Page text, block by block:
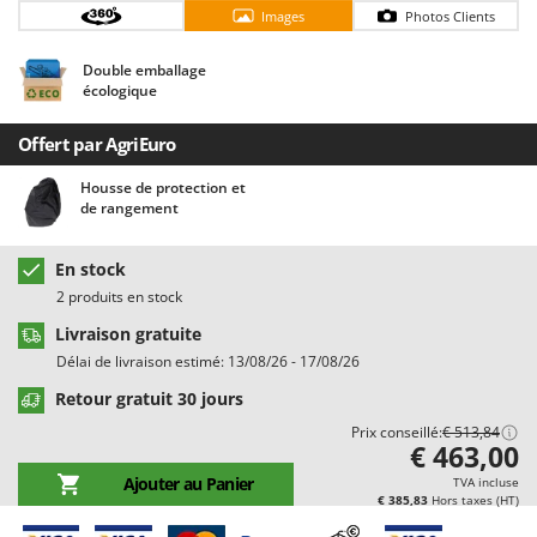
Chaudrons électriques pour polenta
Cisailles taille-haies manuelles
Climatiseurs
Compresseurs d'air électriques
Compresseurs pour la récolte des olives et la taille
Coupe-branches
Couveuses à œufs
Cultivateurs Tiller à ressorts - Extirpateurs
D
Débroussailleuses
Découpeurs plasma
Barbieri
Benassi
Beper
Berkel
Bernardi
Besser Vacuum
Bestway
Beta tools
Black & Decker
Blue Bird
Bomet
Images Photos Clients
Double emballage
écologique
Offert par AgriEuro
Housse de protection et
de rangement
En stock
2 produits en stock
Livraison gratuite
Délai de livraison estimé: 13/08/26 - 17/08/26
Retour gratuit 30 jours
Prix conseillé:€ 513,84
Ajouter au Panier
€ 463,00
TVA incluse
€ 385,83 Hors taxes (HT)